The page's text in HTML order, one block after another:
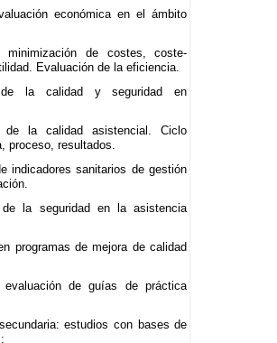
económica en el ámbito
minimización de costes, coste-
Evaluación de la eficiencia.
de la calidad y seguridad en
de la calidad asistencial. Ciclo
proceso, resultados.
indicadores sanitarios de gestión
de la seguridad en la asistencia
programas de mejora de calidad
evaluación de guías de práctica
estudios con bases de